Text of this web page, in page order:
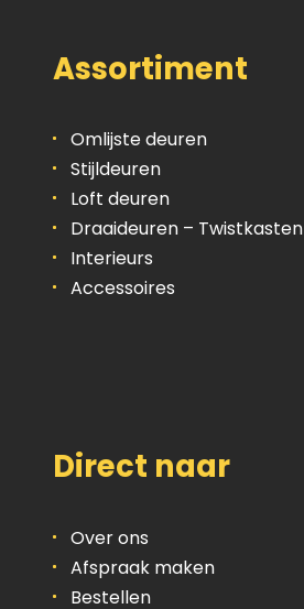
Assortiment
Omlijste deuren
Stijldeuren
Loft deuren
Draaideuren – Twistkasten
Interieurs
Accessoires
Direct naar
Over ons
Afspraak maken
Bestellen